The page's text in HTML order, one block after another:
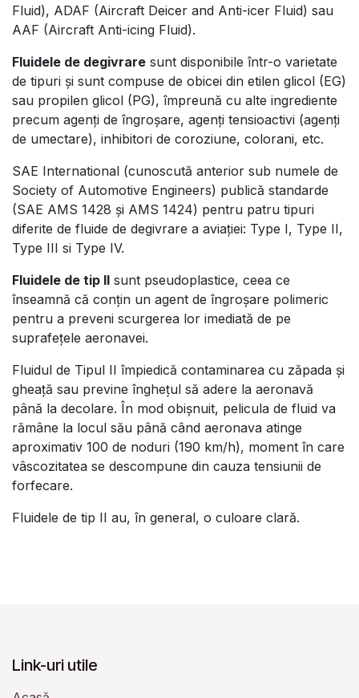
Fluid), ADAF (Aircraft Deicer and Anti-icer Fluid) sau
AAF (Aircraft Anti-icing Fluid).
Fluidele de degivrare sunt disponibile într-o varietate
de tipuri și sunt compuse de obicei din etilen glicol (EG)
sau propilen glicol (PG), împreună cu alte ingrediente
precum agenți de îngroșare, agenți tensioactivi (agenți
de umectare), inhibitori de coroziune, colorani, etc.
SAE International (cunoscută anterior sub numele de
Society of Automotive Engineers) publică standarde
(SAE AMS 1428 și AMS 1424) pentru patru tipuri
diferite de fluide de degivrare a aviației: Type I, Type II,
Type III si Type IV.
Fluidele de tip II sunt pseudoplastice, ceea ce
înseamnă că conțin un agent de îngroșare polimeric
pentru a preveni scurgerea lor imediată de pe
suprafețele aeronavei.
Fluidul de Tipul II împiedică contaminarea cu zăpada și
gheață sau previne înghețul să adere la aeronavă
până la decolare. În mod obișnuit, pelicula de fluid va
rămâne la locul său până când aeronava atinge
aproximativ 100 de noduri (190 km/h), moment în care
vâscozitatea se descompune din cauza tensiunii de
forfecare.
Fluidele de tip II au, în general, o culoare clară.
Link-uri utile